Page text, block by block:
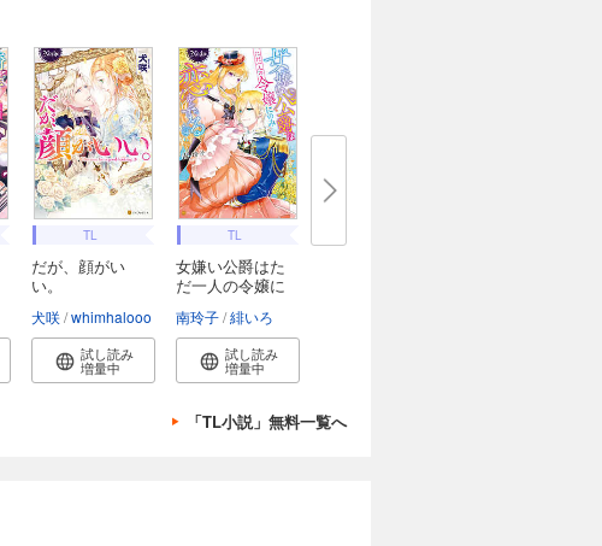
TL
だが、顔がい
い。
犬咲 whimhalooo
試し読み
増量中
TL
女嫌い公爵はた
だ一人の令嬢に
南玲子 緋いろ
試し読み
増量中
「TL小説」無料一覧へ